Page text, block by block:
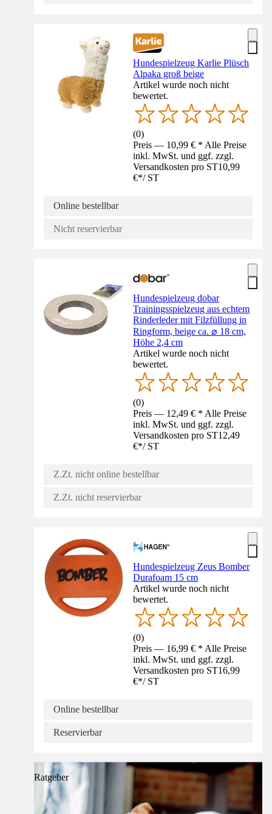
Hundespielzeug Karlie Plüsch
Alpaka groß beige
Artikel wurde noch nicht
bewertet.
(0)
Preis — 10,99 € * Alle Preise
inkl. MwSt. und ggf. zzgl.
Versandkosten pro ST10,99
€*/ ST
Online bestellbar
Nicht reservierbar
Hundespielzeug dobar
Trainingsspielzeug aus echtem
Rinderleder mit Filzfüllung in
Ringform, beige ca. ⌀ 18 cm,
Höhe 2,4 cm
Artikel wurde noch nicht
bewertet.
(0)
Preis — 12,49 € * Alle Preise
inkl. MwSt. und ggf. zzgl.
Versandkosten pro ST12,49
€*/ ST
Z.Zt. nicht online bestellbar
Z.Zt. nicht reservierbar
Hundespielzeug Zeus Bomber
Durafoam 15 cm
Artikel wurde noch nicht
bewertet.
(0)
Preis — 16,99 € * Alle Preise
inkl. MwSt. und ggf. zzgl.
Versandkosten pro ST16,99
€*/ ST
Online bestellbar
Reservierbar
Ratgeber